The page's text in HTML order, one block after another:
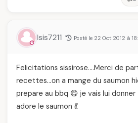
Isis7211 Posté le 22 Oct 2012 à
Felicitations sissirose….Merci de
recettes…on a mange du saumon
prepare au bbq 😋 je vais lui
adore le saumon 💃